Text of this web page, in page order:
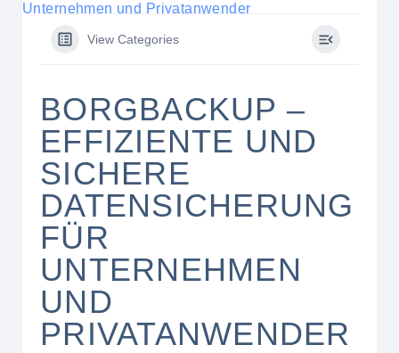
Unternehmen und Privatanwender
View Categories
BORGBACKUP –
EFFIZIENTE UND
SICHERE
DATENSICHERUNG
FÜR
UNTERNEHMEN
UND
PRIVATANWENDER